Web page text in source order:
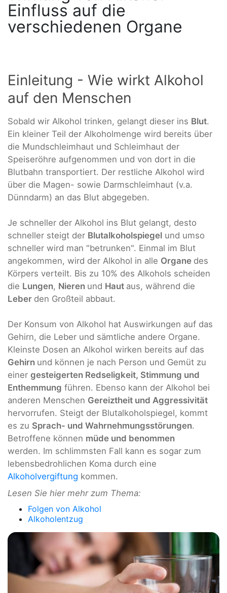
Einfluss auf die
verschiedenen Organe
Einleitung - Wie wirkt Alkohol
auf den Menschen
Sobald wir Alkohol trinken, gelangt dieser ins Blut.
Ein kleiner Teil der Alkoholmenge wird bereits über
die Mundschleimhaut und Schleimhaut der
Speiseröhre aufgenommen und von dort in die
Blutbahn transportiert. Der restliche Alkohol wird
über die Magen- sowie Darmschleimhaut (v.a.
Dünndarm) an das Blut abgegeben.
Je schneller der Alkohol ins Blut gelangt, desto
schneller steigt der Blutalkoholspiegel und umso
schneller wird man "betrunken". Einmal im Blut
angekommen, wird der Alkohol in alle Organe des
Körpers verteilt. Bis zu 10% des Alkohols scheiden
die Lungen, Nieren und Haut aus, während die
Leber den Großteil abbaut.
Der Konsum von Alkohol hat Auswirkungen auf das
Gehirn, die Leber und sämtliche andere Organe.
Kleinste Dosen an Alkohol wirken bereits auf das
Gehirn und können je nach Person und Gemüt zu
einer gesteigerten Redseligkeit, Stimmung und
Enthemmung führen. Ebenso kann der Alkohol bei
anderen Menschen Gereiztheit und Aggressivität
hervorrufen. Steigt der Blutalkoholspiegel, kommt
es zu Sprach- und Wahrnehmungsstörungen.
Betroffene können müde und benommen
werden. Im schlimmsten Fall kann es sogar zum
lebensbedrohlichen Koma durch eine
Alkoholvergiftung kommen.
Lesen Sie hier mehr zum Thema:
Folgen von Alkohol
Alkoholentzug